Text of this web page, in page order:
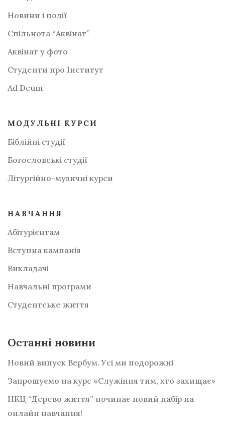
Новини і події
Спільнота “Аквінат”
Аквінат у фото
Студенти про Інститут
Аd Deum
МОДУЛЬНІ КУРСИ
Біблійні студії
Богословські студії
Літургійно-музичні курси
НАВЧАННЯ
Абітурієнтам
Вступна кампанія
Викладачі
Навчальні програми
Студентське життя
Останні новини
Новий випуск Вербум. Усі ми подорожні
Запрошуємо на курс «Служіння тим, хто захищає»
НКЦ “Дерево життя” починає новий набір на
онлайн навчання!